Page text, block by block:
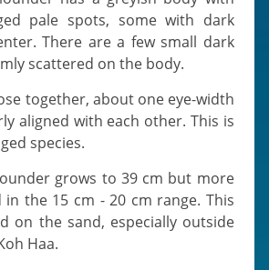
pale spots, some with dark
There are a few small dark
scattered on the body.
aligned with each other. This is
species.
the 15 cm - 20 cm range. This
on the sand, especially outside
Haa.